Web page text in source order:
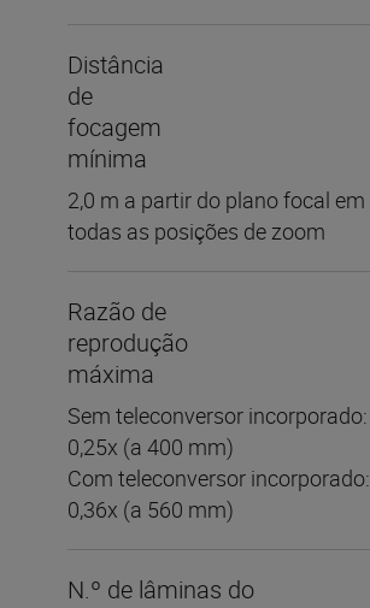
Distância
de
focagem
mínima
2,0 m a partir do plano focal em
todas as posições de zoom
Razão de
reprodução
máxima
Sem teleconversor incorporado:
0,25x (a 400 mm)
Com teleconversor incorporado:
0,36x (a 560 mm)
N.º de lâminas do